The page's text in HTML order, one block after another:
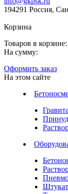
194291 Россия,
Корзина
Товаров в корзине:
На сумму:
Оформить заказ
На этом сайте